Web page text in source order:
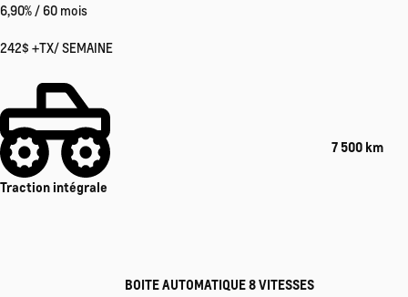
6,90% / 60 mois
242$ +TX/ SEMAINE
Traction intégrale
BOITE AUTOMATIQUE 8 VITESSES
7 500 km